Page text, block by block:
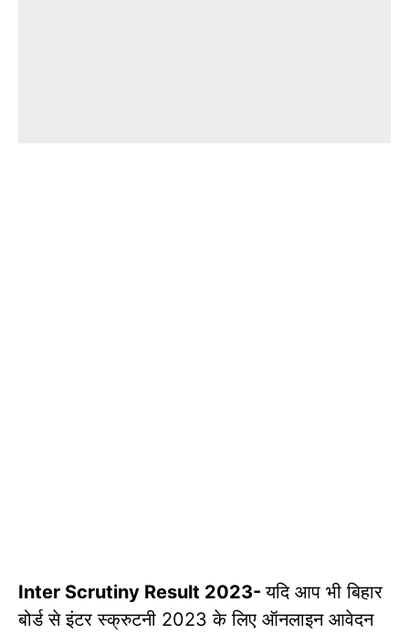
Inter Scrutiny Result 2023-यदि आप भी बिहार
बोर्ड से इंटर स्क्रुटनी 2023 के लिए ऑनलाइन आवेदन